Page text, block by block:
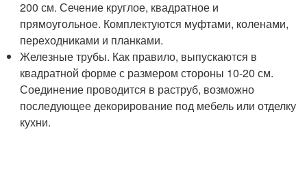
200 см. Сечение круглое, квадратное и
прямоугольное. Комплектуются муфтами, коленами,
переходниками и планками.
Железные трубы. Как правило, выпускаются в
квадратной форме с размером стороны 10-20 см.
Соединение проводится в раструб, возможно
последующее декорирование под мебель или отделку
кухни.